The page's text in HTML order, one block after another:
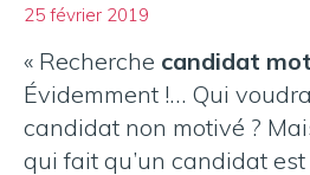
25 février 2019
« Recherche candidat
Évidemment !… Qui
candidat non motivé ?
qui fait qu’un candidat